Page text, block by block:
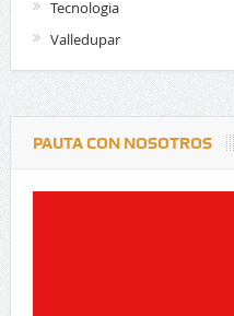
Tecnologia
Valledupar
PAUTA CON NOSOTROS